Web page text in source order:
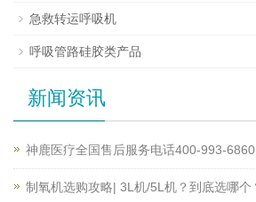
急救转运呼吸机
呼吸管路硅胶类产品
新闻资讯
神鹿医疗全国售后服务电话400-993-6860
制氧机选购攻略| 3L机/5L机？到底选哪个